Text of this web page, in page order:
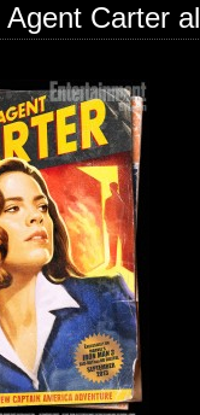
Carter